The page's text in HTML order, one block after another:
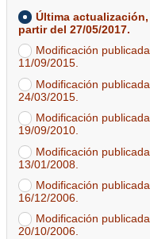
Última
partir del 27/05/2017.
Modificación
11/09/2015.
Modificación
24/03/2015.
Modificación
19/09/2010.
Modificación
13/01/2008.
Modificación
16/12/2006.
Modificación
20/10/2006.